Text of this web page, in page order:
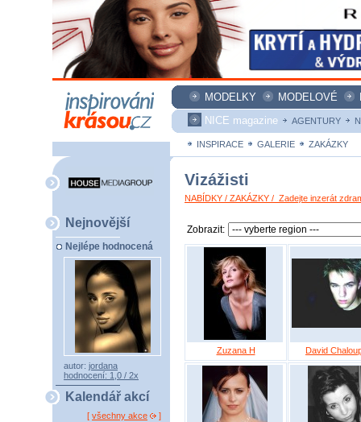
MODELKY MODELOVÉ
NICE magazine
AGENTURY
INSPIRACE GALERIE ZAKÁZKY
Nejnovější
Nejlépe hodnocená
autor: jordana
hodnocení: 1,0 / 2x
Kalendář akcí
[ všechny akce ]
Vizážisti
NABÍDKY / ZAKÁZKY / Zadejte inzerát
Zobrazit:
Zuzana H David